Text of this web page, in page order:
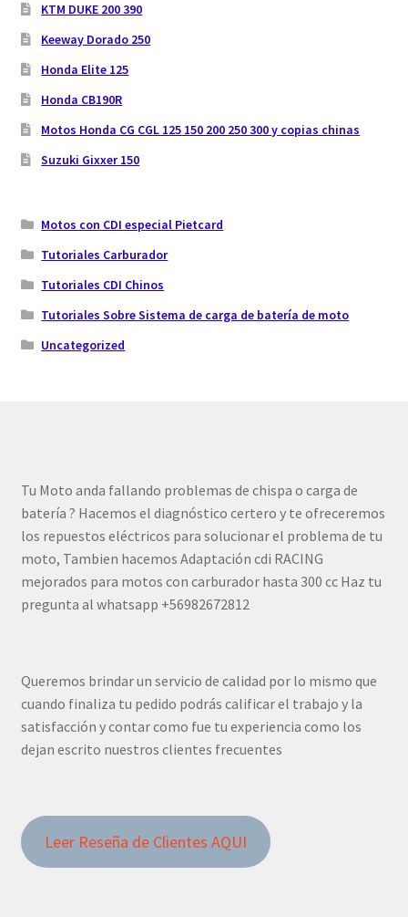
KTM DUKE 200 390
Keeway Dorado 250
Honda Elite 125
Honda CB190R
Motos Honda CG CGL 125 150 200 250 300 y copias chinas
Suzuki Gixxer 150
Motos con CDI especial Pietcard
Tutoriales Carburador
Tutoriales CDI Chinos
Tutoriales Sobre Sistema de carga de batería de moto
Uncategorized
Tu Moto anda fallando problemas de chispa o carga de
batería ? Hacemos el diagnóstico certero y te ofreceremos
los repuestos eléctricos para solucionar el problema de tu
moto, Tambien hacemos Adaptación cdi RACING
mejorados para motos con carburador hasta 300 cc Haz tu
pregunta al whatsapp +56982672812
Queremos brindar un servicio de calidad por lo mismo que
cuando finaliza tu pedido podrás calificar el trabajo y la
satisfacción y contar como fue tu experiencia como los
dejan escrito nuestros clientes frecuentes
Leer Reseña de Clientes AQUI